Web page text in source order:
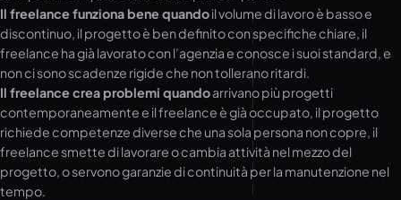
Il freelance funziona bene quandoil volume di lavoro è basso e
discontinuo, il progetto è ben definito con specifiche chiare, il
freelance ha già lavorato con l’agenzia e conosce i suoi standard, e
non ci sono scadenze rigide che non tollerano ritardi.
Il freelance crea problemi quandoarrivano più progetti
contemporaneamente e il freelance è già occupato, il progetto
richiede competenze diverse che una sola persona non copre, il
freelance smette di lavorare o cambia attività nel mezzo del
progetto, o servono garanzie di continuità per la manutenzione nel
tempo.